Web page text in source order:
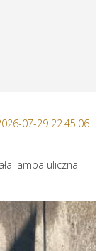
07-29 22:45:06
lampa uliczna